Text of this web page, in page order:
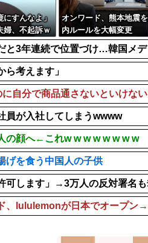
にすんなよ」
、不起訴ｗ
オンワード、熊本地震
内ルールを大幅変更
と3年連続で位置づけ…韓国メデ
考えます」
自分で商品通さないといけない
員が入社してしまうwwww
の顔へ←これw w w w w w w w
げを食う中国人の子供
可します」→3万人の反対署名
、lululemonが日本でオープン